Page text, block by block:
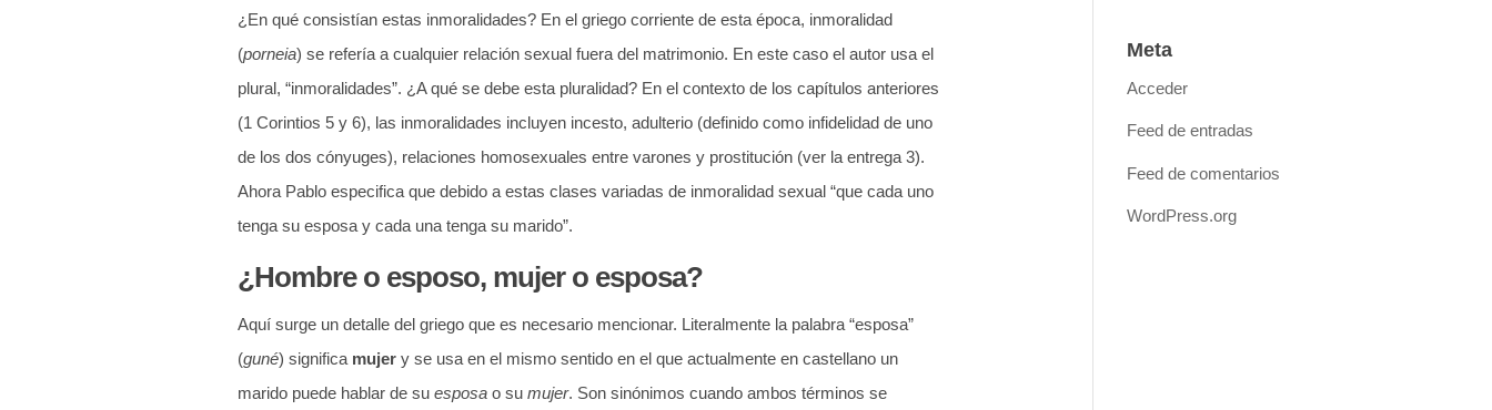
¿En qué consistían estas inmoralidades? En el griego corriente de esta época, inmoralidad
(porneia) se refería a cualquier relación sexual fuera del matrimonio. En este caso el autor usa el
plural, “inmoralidades”. ¿A qué se debe esta pluralidad? En el contexto de los capítulos anteriores
(1 Corintios 5y 6), las inmoralidades incluyen incesto, adulterio (definido como infidelidad de uno
de los dos cónyuges), relaciones homosexuales entre varones y prostitución (ver la entrega 3).
Ahora Pablo especifica que debido a estas clases variadas de inmoralidad sexual “que cada uno
tenga su esposa y cada una tenga su marido”.
¿Hombre o esposo, mujer o esposa?
Aquí surge un detalle del griego que es necesario mencionar. Literalmente la palabra “esposa”
(guné) significa mujery se usa en el mismo sentido en el que actualmente en castellano un
marido puede hablar de su esposao su mujer. Son sinónimos cuando ambos términos se
Meta
Acceder
Feed de entradas
Feed de comentarios
WordPress.org